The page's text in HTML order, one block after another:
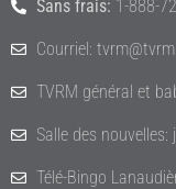
Sans frais: 1-888-
Courriel:
TVRM général et
Salle des
Télé-Bingo